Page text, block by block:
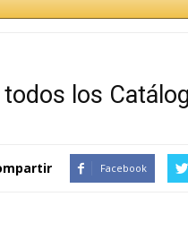
todos los
Facebook